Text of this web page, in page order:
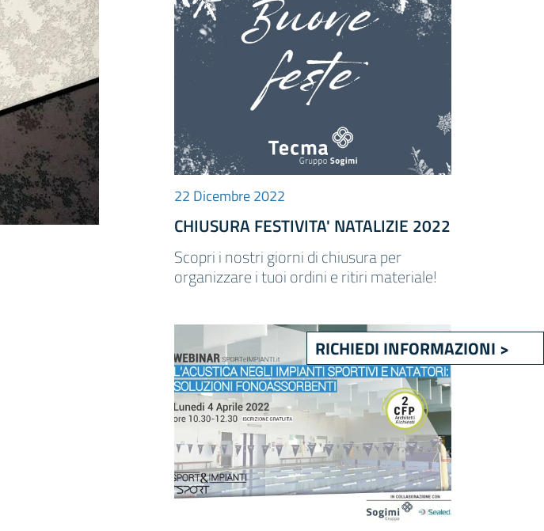
RICHIEDI INFORMAZIONI >
22 Dicembre 2022
CHIUSURA FESTIVITA' NATALIZIE 2022
Scopri i nostri giorni di chiusura per
organizzare i tuoi ordini e ritiri materiale!